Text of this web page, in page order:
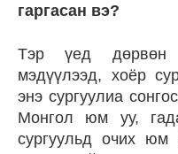
гаргасан вэ?
Тэр үед дөрвөн
мэдүүлээд, хоёр
энэ сургуулиа
Монгол юм уу,
сургуульд очих юм